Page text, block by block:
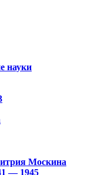
науки
Москина
— 1945